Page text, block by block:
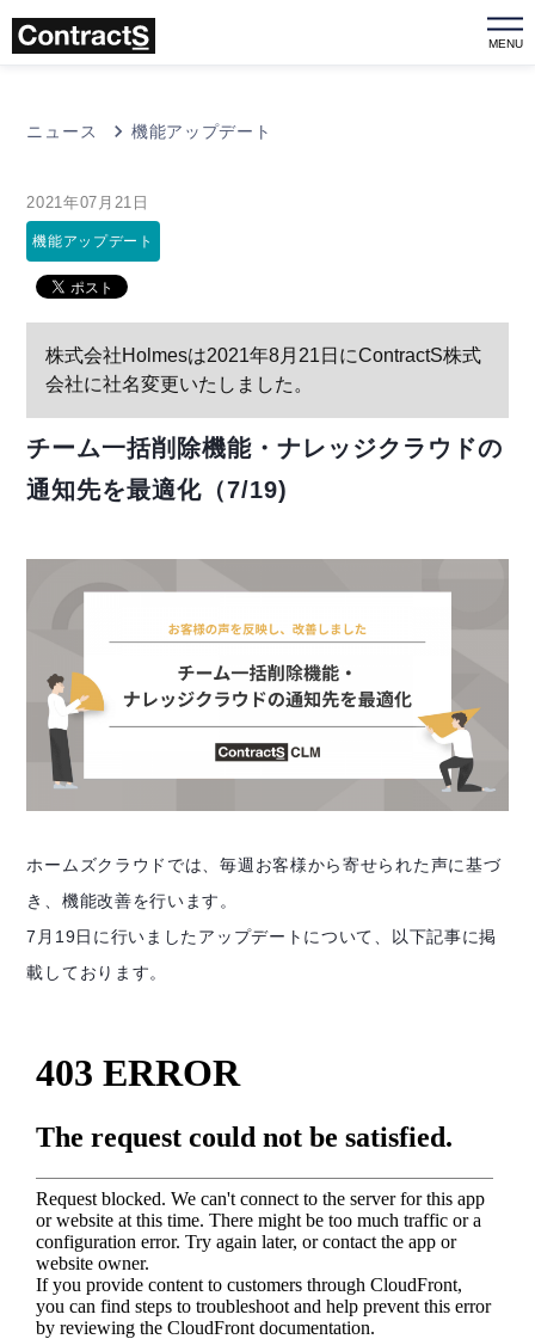
MENU
ニュース 機能アップデート
2021年07月21日
機能アップデート
株式会社Holmesは2021年8月21日にContractS株式
会社に社名変更いたしました。
チーム一括削除機能・ナレッジクラウドの
通知先を最適化（7/19)
ホームズクラウドでは、毎週お客様から寄せられた声に基づ
き、機能改善を行います。
7月19日に行いましたアップデートについて、以下記事に掲
載しております。